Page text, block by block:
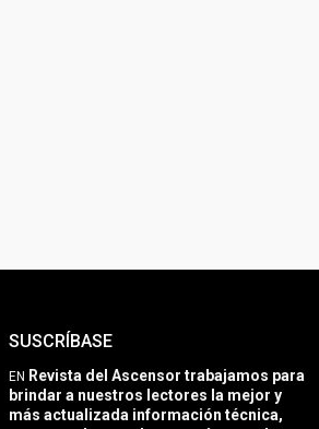
SUSCRÍBASE
EN Revista del Ascensor trabajamos para
brindar a nuestros lectores la mejor y
más actualizada información técnica,